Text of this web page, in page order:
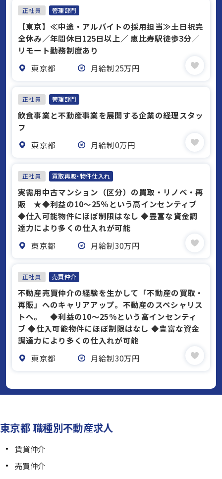
正社員 管理部門
【東京】≪中途・アルバイトの採⽤担当≫⼟⽇祝完
全休み／年間休⽇125⽇以上／ 恵⽐寿駅徒歩3分／
リモート勤務制度あり
東京都
月給制25万円
正社員 管理部門
飲食事業と不動産事業を展開する企業の経理スタッ
フ
東京都
月給制0万円
正社員 買取再販・物件仕入れ
実需用中古マンション（区分）の買取・リノベ・再
販 ★◆利益の10～25％という高インセンティブ
◆仕入可能物件にほぼ制限はなし ◆豊富な資金調
達力により多くの仕入れが可能
東京都
月給制30万円
正社員 売買仲介
不動産売買仲介の経験を生かして「不動産の買取・
再販」へのキャリアアップ。不動産のスペシャリス
トへ。 ◆利益の10～25％という高インセンティ
ブ ◆仕入可能物件にほぼ制限はなし ◆豊富な資金
調達力により多くの仕入れが可能
東京都
月給制30万円
東京都 職種別不動産求人
賃貸仲介
売買仲介